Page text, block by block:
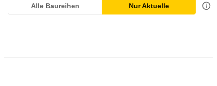
Alle Baureihen Nur Aktuelle